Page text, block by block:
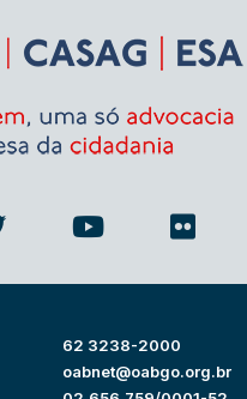
62 3238-2000
oabnet@oabgo.org.br